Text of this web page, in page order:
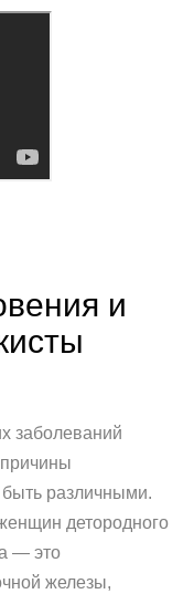
и
заболеваний
быть различными.
детородного
— это
железы,